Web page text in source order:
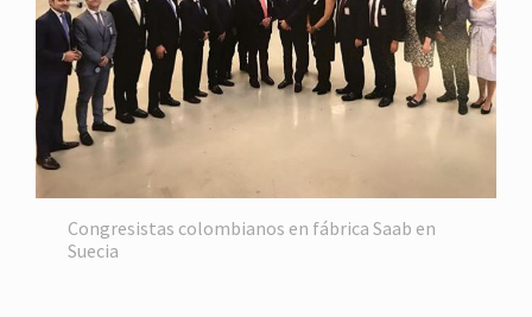
Congresistas colombianos en fábrica Saab en
Suecia